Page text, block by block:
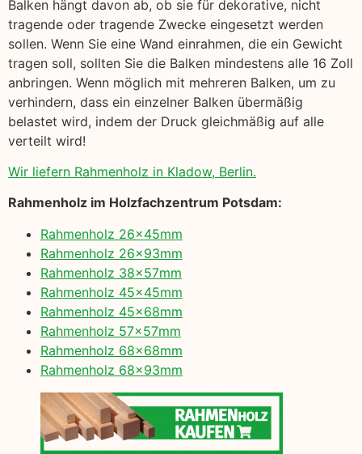
Balken hängt davon ab, ob sie für dekorative, nicht
tragende oder tragende Zwecke eingesetzt werden
sollen. Wenn Sie eine Wand einrahmen, die ein Gewicht
tragen soll, sollten Sie die Balken mindestens alle 16 Zoll
anbringen. Wenn möglich mit mehreren Balken, um zu
verhindern, dass ein einzelner Balken übermäßig
belastet wird, indem der Druck gleichmäßig auf alle
verteilt wird!
Wir liefern Rahmenholz in Kladow, Berlin.
Rahmenholz im Holzfachzentrum Potsdam:
Rahmenholz 26x45mm
Rahmenholz 26x93mm
Rahmenholz 38x57mm
Rahmenholz 45x45mm
Rahmenholz 45x68mm
Rahmenholz 57x57mm
Rahmenholz 68x68mm
Rahmenholz 68x93mm